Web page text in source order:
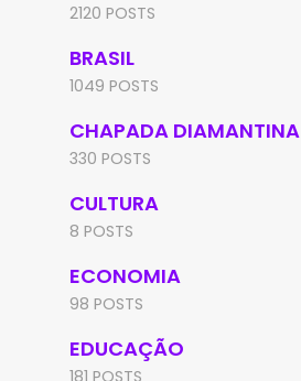
2120 POSTS
BRASIL
1049 POSTS
CHAPADA DIAMANTINA
330 POSTS
CULTURA
8 POSTS
ECONOMIA
98 POSTS
EDUCAÇÃO
181 POSTS